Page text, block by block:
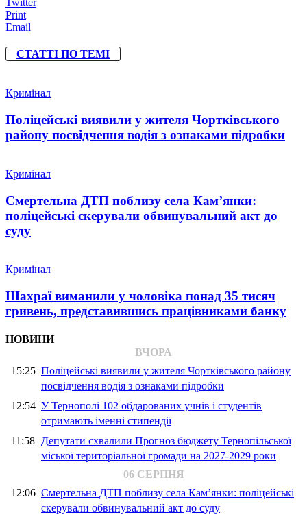
Print
Email
СТАТТІ ПО ТЕМІ
Кримінал
Поліцейські виявили у жителя Чортківського
району посвідчення водія з ознаками підробки
Кримінал
Смертельна ДТП поблизу села Кам’янки:
поліцейські скерували обвинувальний акт до
суду
Кримінал
Шахраї виманили у чоловіка понад 35 тисяч
гривень, представившись працівниками банку
НОВИНИ
ВЧОРА
15:25 Поліцейські виявили у жителя Чортківського району
посвідчення водія з ознаками підробки
12:54 У Тернополі 102 обдарованих учнів і студентів
отримають іменні стипендії
11:58 Депутати схвалили Прогноз бюджету Тернопільської
міської територіальної громади на 2027-2029 роки
06 СЕРПНЯ
12:06 Смертельна ДТП поблизу села Кам’янки: поліцейські
скерували обвинувальний акт до суду